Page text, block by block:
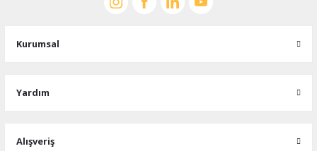
Kurumsal
Yardım
Alışveriş